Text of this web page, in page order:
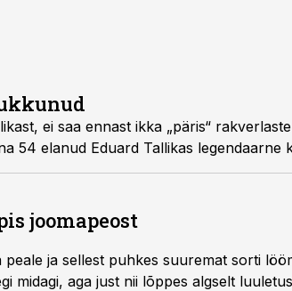
ei saa ennast ikka „päris“
54 elanud Eduard Tallikas legendaarne
joomapeost
ja sellest puhkes suuremat sorti
midagi, aga just nii lõppes algselt